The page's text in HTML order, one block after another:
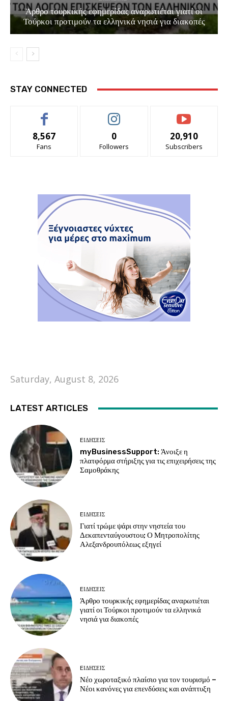
Άρθρο τουρκικής εφημερίδας αναρωτιέται γιατί οι
Τούρκοι προτιμούν τα ελληνικά νησιά για διακοπές
STAY CONNECTED
8,567
Fans
0
Followers
20,910
Subscribers
Saturday, August 8, 2026
LATEST ARTICLES
EΙΔΗΣΕΙΣ
myBusinessSupport: Άνοιξε η
πλατφόρμα στήριξης για τις επιχειρήσεις της
Σαμοθράκης
EΙΔΗΣΕΙΣ
Γιατί τρώμε ψάρι στην νηστεία του
Δεκαπενταύγουστου; Ο Μητροπολίτης
Αλεξανδρουπόλεως εξηγεί
EΙΔΗΣΕΙΣ
Άρθρο τουρκικής εφημερίδας αναρωτιέται
γιατί οι Τούρκοι προτιμούν τα ελληνικά
νησιά για διακοπές
EΙΔΗΣΕΙΣ
Νέο χωροταξικό πλαίσιο για τον τουρισμό –
Νέοι κανόνες για επενδύσεις και ανάπτυξη